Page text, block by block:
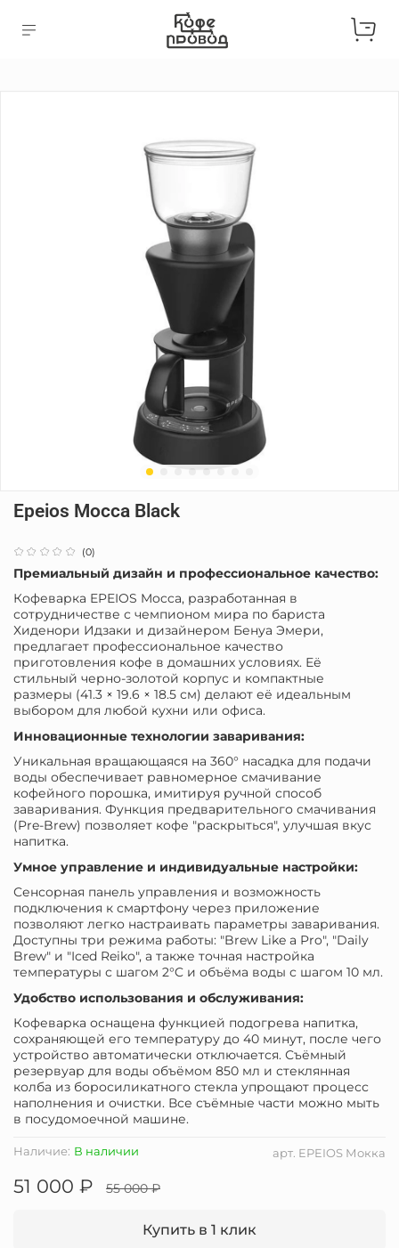
(0)
арт. EPEIOS Мокка
Наличие: В наличии
Epeios Mocca Black
51 000 ₽ 55 000 ₽
Купить в 1 клик
Премиальный дизайн и профессиональное качество:
Кофеварка EPEIOS Mocca, разработанная в
сотрудничестве с чемпионом мира по бариста
Хиденори Идзаки и дизайнером Бенуа Эмери,
предлагает профессиональное качество
приготовления кофе в домашних условиях. Её
стильный черно-золотой корпус и компактные
размеры (41.3 × 19.6 × 18.5 см) делают её идеальным
выбором для любой кухни или офиса.
Инновационные технологии заваривания:
Уникальная вращающаяся на 360° насадка для подачи
воды обеспечивает равномерное смачивание
кофейного порошка, имитируя ручной способ
заваривания. Функция предварительного смачивания
(Pre-Brew) позволяет кофе "раскрыться", улучшая вкус
напитка.
Умное управление и индивидуальные настройки:
Сенсорная панель управления и возможность
подключения к смартфону через приложение
позволяют легко настраивать параметры заваривания.
Доступны три режима работы: "Brew Like a Pro", "Daily
Brew" и "Iced Reiko", а также точная настройка
температуры с шагом 2°C и объёма воды с шагом 10 мл.
Удобство использования и обслуживания:
Кофеварка оснащена функцией подогрева напитка,
сохраняющей его температуру до 40 минут, после чего
устройство автоматически отключается. Съёмный
резервуар для воды объёмом 850 мл и стеклянная
колба из боросиликатного стекла упрощают процесс
наполнения и очистки. Все съёмные части можно мыть
в посудомоечной машине.